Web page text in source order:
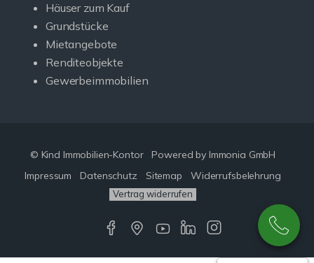
Häuser zum Kauf
Grundstücke
Mietangebote
Renditeobjekte
Gewerbeimmobilien
© Kind Immobilien-Kontor
Powered by Immonia GmbH
Impressum
Datenschutz Sitemap Widerrufsbelehrung
Vertrag widerrufen